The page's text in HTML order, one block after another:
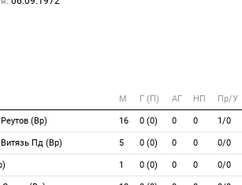
М Г (П) АГ НП Пр/У
Реутов (Вр) 16 0 (0) 0 0 1/0
Витязь Пд (Вр) 5 0 (0) 0 0 0/0
1 0 (0) 0 0 0/0